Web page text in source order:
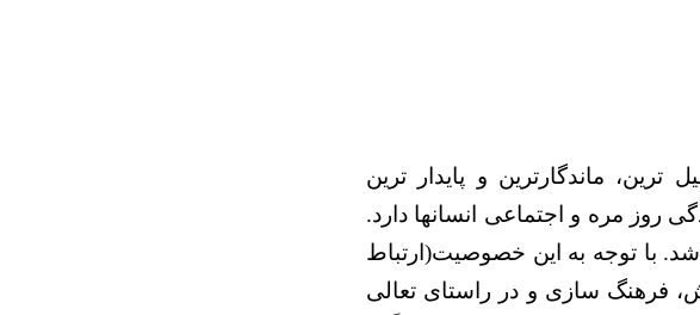
ماندگارترین و پایدار ترین
روز مره و اجتماعی انسانها دارد.
با توجه به این خصوصیت(ارتباط
فرهنگ سازی و در راستای تعالی